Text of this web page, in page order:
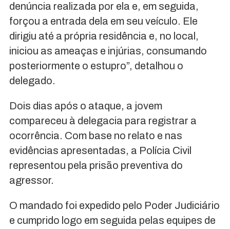
denúncia realizada por ela e, em seguida,
forçou a entrada dela em seu veículo. Ele
dirigiu até a própria residência e, no local,
iniciou as ameaças e injúrias, consumando
posteriormente o estupro”, detalhou o
delegado.
Dois dias após o ataque, a jovem
compareceu à delegacia para registrar a
ocorrência. Com base no relato e nas
evidências apresentadas, a Polícia Civil
representou pela prisão preventiva do
agressor.
O mandado foi expedido pelo Poder Judiciário
e cumprido logo em seguida pelas equipes de